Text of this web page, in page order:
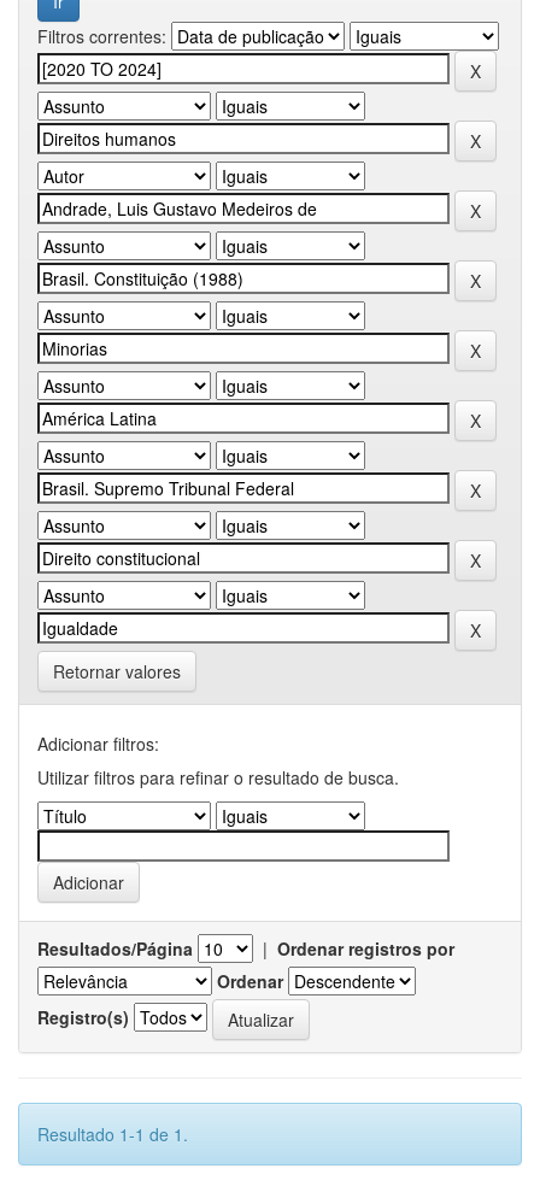
Filtros correntes:
Retornar valores
Adicionar filtros:
Utilizar filtros para refinar o resultado de busca.
Resultados/Página | Ordenar registros por
Ordenar
Registro(s)
Resultado 1-1 de 1.